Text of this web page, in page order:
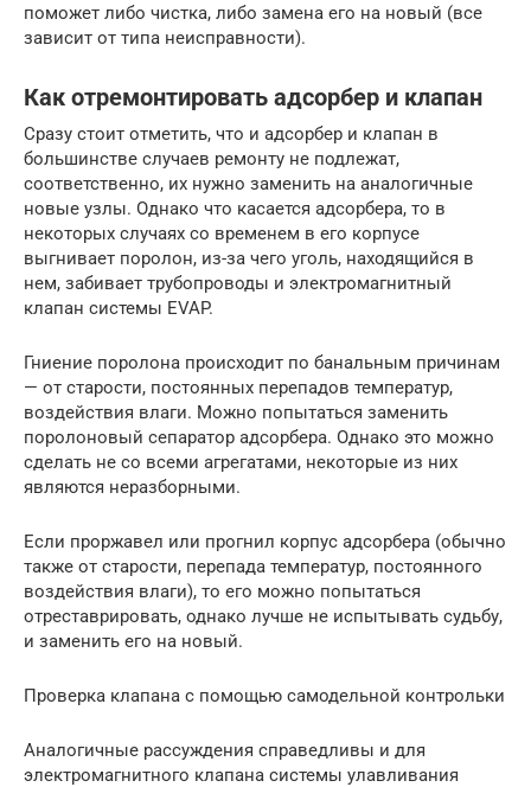
поможет либо чистка, либо замена его на новый (все
зависит от типа неисправности).
Как отремонтировать адсорбер и клапан
Сразу стоит отметить, что и адсорбер и клапан в
большинстве случаев ремонту не подлежат,
соответственно, их нужно заменить на аналогичные
новые узлы. Однако что касается адсорбера, то в
некоторых случаях со временем в его корпусе
выгнивает поролон, из-за чего уголь, находящийся в
нем, забивает трубопроводы и электромагнитный
клапан системы EVAP.
Гниение поролона происходит по банальным причинам
— от старости, постоянных перепадов температур,
воздействия влаги. Можно попытаться заменить
поролоновый сепаратор адсорбера. Однако это можно
сделать не со всеми агрегатами, некоторые из них
являются неразборными.
Если проржавел или прогнил корпус адсорбера (обычно
также от старости, перепада температур, постоянного
воздействия влаги), то его можно попытаться
отреставрировать, однако лучше не испытывать судьбу,
и заменить его на новый.
Проверка клапана с помощью самодельной контрольки
Аналогичные рассуждения справедливы и для
электромагнитного клапана системы улавливания